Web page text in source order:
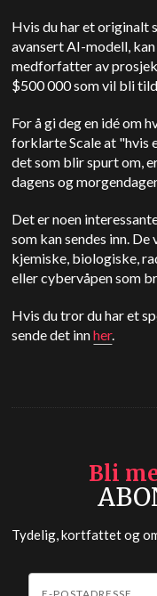
Hvis du har et originalt
avansert AI-modell,
medforfatter av
$500 000 som vil bli
For å gi deg en idé om
forklarte Scale at "hvis
det som blir spurt om,
dagens og
Det er noen
som kan sendes inn.
kjemiske, biologiske,
eller cybervåpen som
Hvis du tror du har et
sende det innher.
Bli
Tydelig, kortfattet og